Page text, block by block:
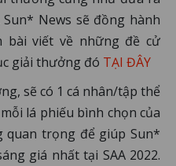
News sẽ đồng hành
bài viết về những đề cử
giải thưởng đó TẠI ĐÂY
sẽ có 1 cá nhân/tập thể
lá phiếu bình chọn của
trọng để giúp Sun*
giá nhất tại SAA 2022.